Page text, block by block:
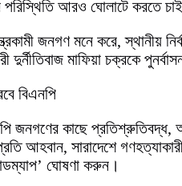
পরিস্থিতি আরও ঘোলাটে করতে
জনগণ মনে করে, স্থানীয়
দুর্নীতিবাজ মাফিয়া চক্রকে
বিএনপি
জনগণের কাছে প্রতিশ্রুতিবদ্ধ,
আহবান, সারাদেশে
রোডম্যাপ’ ঘোষণা করুন।